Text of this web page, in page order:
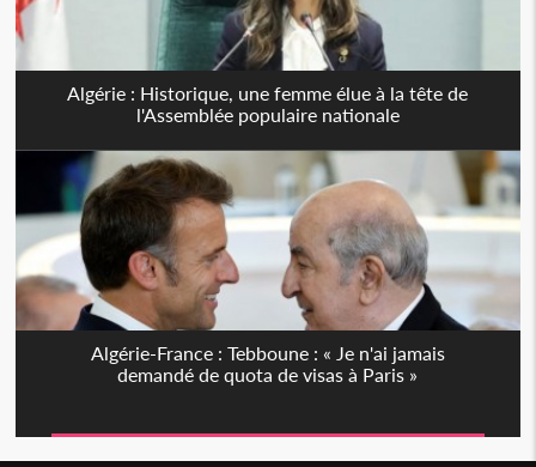
Algérie : Historique, une femme élue à la tête de
l'Assemblée populaire nationale
Algérie-France : Tebboune : « Je n'ai jamais
demandé de quota de visas à Paris »